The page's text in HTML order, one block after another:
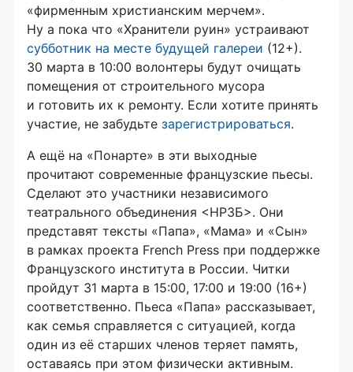
«фирменным христианским мерчем».
Ну а пока что «Хранители руин» устраивают
субботник на месте будущей галереи (12+).
30 марта в 10:00 волонтеры будут очищать
помещения от строительного мусора
и готовить их к ремонту. Если хотите принять
участие, не забудьте зарегистрироваться.
А ещё на «Понарте» в эти выходные
прочитают современные французские пьесы.
Сделают это участники независимого
театрального объединения <НРЗБ>. Они
представят тексты «Папа», «Мама» и «Сын»
в рамках проекта French Press при поддержке
Французского института в России. Читки
пройдут 31 марта в 15:00, 17:00 и 19:00 (16+)
соответственно. Пьеса «Папа» рассказывает,
как семья справляется с ситуацией, когда
один из её старших членов теряет память,
оставаясь при этом физически активным.